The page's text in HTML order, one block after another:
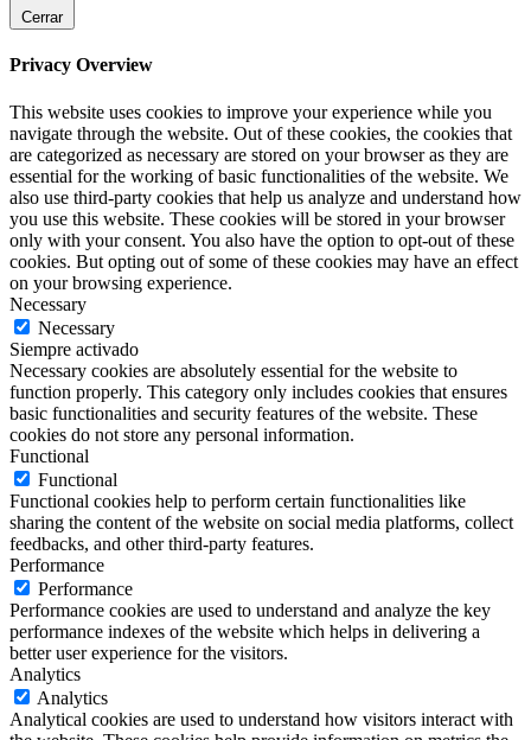
Cerrar
Privacy Overview
This website uses cookies to improve your experience while you
navigate through the website. Out of these cookies, the cookies that
are categorized as necessary are stored on your browser as they are
essential for the working of basic functionalities of the website. We
also use third-party cookies that help us analyze and understand how
you use this website. These cookies will be stored in your browser
only with your consent. You also have the option to opt-out of these
cookies. But opting out of some of these cookies may have an effect
on your browsing experience.
Necessary
Necessary
Siempre activado
Necessary cookies are absolutely essential for the website to
function properly. This category only includes cookies that ensures
basic functionalities and security features of the website. These
cookies do not store any personal information.
Functional
Functional
Functional cookies help to perform certain functionalities like
sharing the content of the website on social media platforms, collect
feedbacks, and other third-party features.
Performance
Performance
Performance cookies are used to understand and analyze the key
performance indexes of the website which helps in delivering a
better user experience for the visitors.
Analytics
Analytics
Analytical cookies are used to understand how visitors interact with